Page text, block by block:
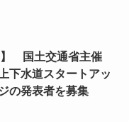
】 国土交通省主催
下水道スタートアッ
の発表者を募集